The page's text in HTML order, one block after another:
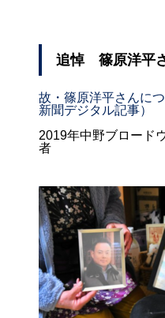
追悼 篠原洋平
故・篠原洋平さんに
新聞デジタル記事）
2019年中野ブロード
者